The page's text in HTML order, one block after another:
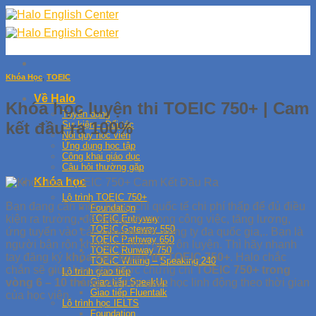
Skip
to
content
Về Halo
Tuyển dụng
Sự kiện – Đối tác
Nội quy học viên
Ứng dụng học tập
Công khai giáo dục
Câu hỏi thường gặp
Khóa học
Lộ trình TOEIC 750+
Foundation
TOEIC Entryway
TOEIC Gateway 550
TOEIC Pathway 650
TOEIC Runway 750
TOEIC Writing – Speaking 240
Lộ trình giao tiếp
Giao tiếp SpeakUp
Giao tiếp Fluentalk
Lộ trình học IELTS
Foundation
Khóa Học, TOEIC
Khóa học luyện thi TOEIC 750+ | Cam
kết đầu ra 100%
Bạn đang cần một chứng chỉ quốc tế chi phí thấp để đủ điều
kiện ra trường, để thăng tiến trong công việc, tăng lương,
ứng tuyển vào các công ty lớn, công ty đa quốc gia,.. Bạn là
người bận rộn không có thời gian ôn luyện. Thì hãy nhanh
tay đăng ký khóa học luyện thi TOEIC 750+. Halo chắc
chắn sẽ giúp bạn đạt được chứng chỉTOEIC 750+ trong
vòng 6 – 10 thángvới thời gian học linh động theo thời gian
của học viên.